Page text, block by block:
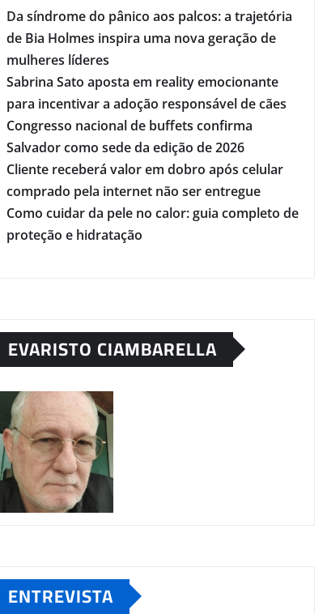
Da síndrome do pânico aos palcos: a trajetória
de Bia Holmes inspira uma nova geração de
mulheres líderes
Sabrina Sato aposta em reality emocionante
para incentivar a adoção responsável de cães
Congresso nacional de buffets confirma
Salvador como sede da edição de 2026
Cliente receberá valor em dobro após celular
comprado pela internet não ser entregue
Como cuidar da pele no calor: guia completo de
proteção e hidratação
EVARISTO CIAMBARELLA
ENTREVISTA